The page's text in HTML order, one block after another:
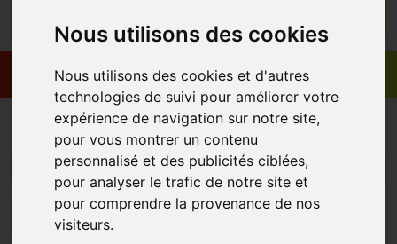
Nous utilisons des cookies
Nous utilisons des cookies et d'autres
technologies de suivi pour améliorer votre
expérience de navigation sur notre site,
pour vous montrer un contenu
personnalisé et des publicités ciblées,
pour analyser le trafic de notre site et
pour comprendre la provenance de nos
visiteurs.
Promos Produits
Bandelettes de Test Urinaire
Menu/Filtres